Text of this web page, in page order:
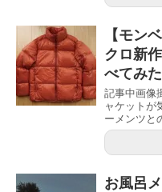
【モン
クロ新
べてみた
記事中画像
ャケットが
ーメンツと
お風呂